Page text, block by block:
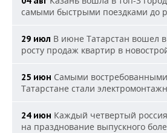
самыми быстрыми поездками до
29 июл В июне Татарстан вошел
росту продаж квартир в
25 июн Самыми
Татарстане стали
24 июн Каждый четвертый
на празднование выпускного